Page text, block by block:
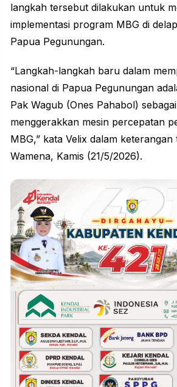
langkah tersebut dilakukan untuk
implementasi program MBG di
Papua Pegunungan.
“Langkah-langkah baru dalam
nasional di Papua Pegunungan
Pak Wagub (Ones Pahabol)
menggerakkan mesin percepatan
MBG,” kata Velix dalam keterangan
Wamena, Kamis (21/5/2026).